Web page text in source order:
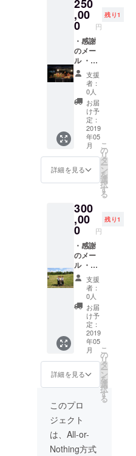
きま
す。ま
た、交
通費は
自己負
担とな
りま
す。) ・
刺繍
（村の
モン民
族の手
作り）
・図書
館内に
顔写真
を載せ
る権利
（任
内にて2
回の開
催を予
定して
おりま
す。詳
細につ
いて
は、決
定次第
直ぐに
ご連絡
させて
いただ
きま
す。ま
た、交
通費は
自己負
りま
す。) ・
コー
ヒー豆
（ラオ
ス特産
品） ・
オリジ
ナル記
念トロ
フィー
250
,00
0 円
残り1
・感謝
のメー
ル ・活
動報告
メール
・子供
達から
の感謝
の手紙
・報告
冊子 ・
報告会
兼食事
会への
招待
(2019年
月に都
内にて2
回の開
催を予
定して
おりま
す。詳
細につ
いて
は、決
定次第
直ぐに
ご連絡
させて
いただ
きま
す。ま
た、交
通費は
自己負
担とな
りま
す。) ・
コー
ヒー豆
（ラオ
支援
者：
0人
お届
け予
定：
2019
年05
月
詳細を見る
こ
の
リ
タ
ー
ン
を
選
択
す
る
300
,00
0 円
残り1
・感謝
のメー
ル ・活
動報告
メール
・子供
達から
の感謝
の手紙
・報告
冊子 ・
報告会
兼食事
会への
招待
(2019年
2月と5
月に都
内にて2
回の開
催を予
定して
支援
者：
0人
お届
け予
定：
2019
年05
月
詳細を見る
こ
の
リ
タ
ー
ン
を
選
択
す
る
このプロ
ジェクト
は、All-or-
Nothing方式